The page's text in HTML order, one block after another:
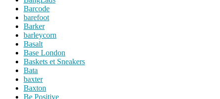
Barcode
barefoot
Barker
barleycorn
Basalt
Base London
Baskets et Sneakers
Bata
baxter
Baxton
Be Positive